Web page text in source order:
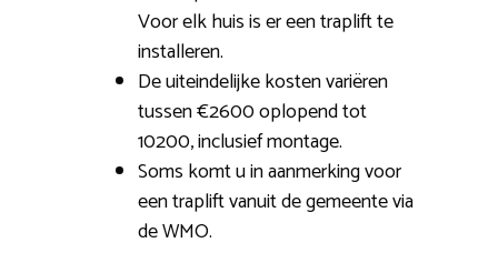
Voor elk huis is er een traplift te
installeren.
De uiteindelijke kosten variëren
tussen €2600 oplopend tot
10200, inclusief montage.
Soms komt u in aanmerking voor
een traplift vanuit de gemeente via
de WMO.